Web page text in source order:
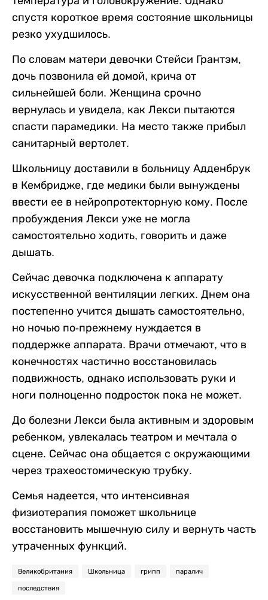
спустя короткое время состояние школьницы
резко ухудшилось.
По словам матери девочки Стейси Грантэм,
дочь позвонила ей домой, крича от
сильнейшей боли. Женщина срочно
вернулась и увидела, как Лекси пытаются
спасти парамедики. На место также прибыл
санитарный вертолет.
Школьницу доставили в больницу Адденбрук
в Кембридже, где медики были вынуждены
ввести ее в нейропротекторную кому. После
пробуждения Лекси уже не могла
самостоятельно ходить, говорить и даже
дышать.
Сейчас девочка подключена к аппарату
искусственной вентиляции легких. Днем она
постепенно учится дышать самостоятельно,
но ночью по-прежнему нуждается в
поддержке аппарата. Врачи отмечают, что в
конечностях частично восстановилась
подвижность, однако использовать руки и
ноги полноценно подросток пока не может.
До болезни Лекси была активным и здоровым
ребенком, увлекалась театром и мечтала о
сцене. Сейчас она общается с окружающими
через трахеостомическую трубку.
Семья надеется, что интенсивная
физиотерапия поможет школьнице
восстановить мышечную силу и вернуть часть
утраченных функций.
Великобритания Школьница грипп паралич
последствия